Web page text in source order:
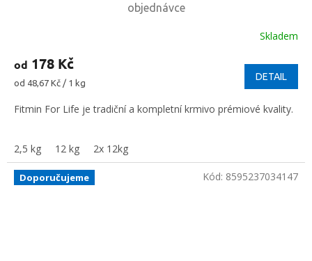
objednávce
Skladem
od 178 Kč
Měrná
od 48,67 Kč / 1 kg
DETAIL
Fitmin For Life je tradiční a kompletní krmivo prémiové kvality.
2,5 kg 12 kg 2x 12kg
Doporučujeme Kód: 8595237034147